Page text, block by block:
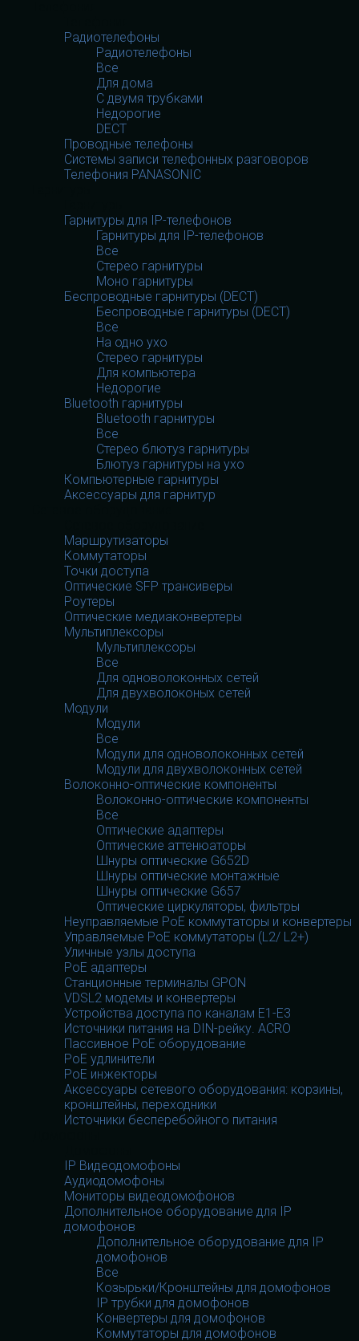
Радиотелефоны
Радиотелефоны
Все
Для дома
С двумя трубками
Недорогие
DECT
Проводные телефоны
Системы записи телефонных разговоров
Телефония PANASONIC
Гарнитуры для IP-телефонов
Гарнитуры для IP-телефонов
Все
Стерео гарнитуры
Моно гарнитуры
Беспроводные гарнитуры (DECT)
Беспроводные гарнитуры (DECT)
Все
На одно ухо
Стерео гарнитуры
Для компьютера
Недорогие
Bluetooth гарнитуры
Bluetooth гарнитуры
Все
Стерео блютуз гарнитуры
Блютуз гарнитуры на ухо
Компьютерные гарнитуры
Аксессуары для гарнитур
Маршрутизаторы
Коммутаторы
Точки доступа
Оптические SFP трансиверы
Роутеры
Оптические медиаконвертеры
Мультиплексоры
Мультиплексоры
Все
Для одноволоконных сетей
Для двухволоконых сетей
Модули
Модули
Все
Модули для одноволоконных сетей
Модули для двухволоконных сетей
Волоконно-оптические компоненты
Волоконно-оптические компоненты
Все
Оптические адаптеры
Оптические аттенюаторы
Шнуры оптические G652D
Шнуры оптические монтажные
Шнуры оптические G657
Оптические циркуляторы, фильтры
Неуправляемые PoE коммутаторы и конвертеры
Управляемые PoE коммутаторы (L2/ L2+)
Уличные узлы доступа
PoE адаптеры
Станционные терминалы GPON
VDSL2 модемы и конвертеры
Устройства доступа по каналам E1-E3
Источники питания на DIN-рейку. ACRO
Пассивное PoE оборудование
PoE удлинители
PoE инжекторы
Аксессуары сетевого оборудования: корзины,
кронштейны, переходники
Источники бесперебойного питания
IP Видеодомофоны
Аудиодомофоны
Мониторы видеодомофонов
Дополнительное оборудование для IP
домофонов
Дополнительное оборудование для IP
домофонов
Все
Козырьки/Кронштейны для домофонов
IP трубки для домофонов
Конвертеры для домофонов
Коммутаторы для домофонов